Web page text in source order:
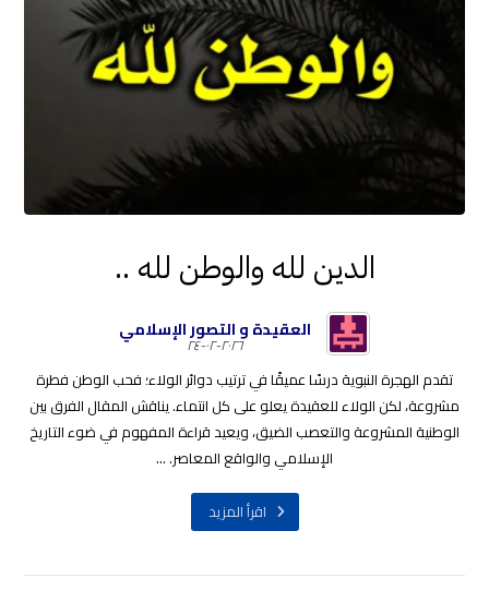
الدين لله والوطن لله ..
العقيدة و التصور الإسلامي
٢٠٢٦-٠٢-٢٤
تقدم الهجرة النبوية درسًا عميقًا في ترتيب دوائر الولاء؛ فحب الوطن فطرة
مشروعة، لكن الولاء للعقيدة يعلو على كل انتماء. يناقش المقال الفرق بين
الوطنية المشروعة والتعصب الضيق، ويعيد قراءة المفهوم في ضوء التاريخ
الإسلامي والواقع المعاصر. ...
اقرأ المزيد